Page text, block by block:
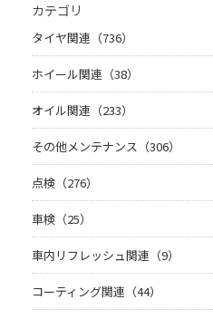
カテゴリ
タイヤ関連（736）
ホイール関連（38）
オイル関連（233）
その他メンテナンス（306）
点検（276）
車検（25）
車内リフレッシュ関連（9）
コーティング関連（44）